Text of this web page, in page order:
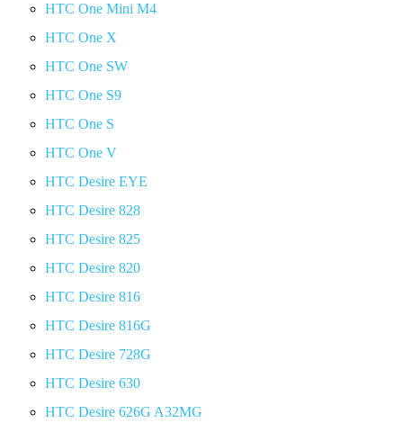
HTC One Mini M4
HTC One X
HTC One SW
HTC One S9
HTC One S
HTC One V
HTC Desire EYE
HTC Desire 828
HTC Desire 825
HTC Desire 820
HTC Desire 816
HTC Desire 816G
HTC Desire 728G
HTC Desire 630
HTC Desire 626G A32MG